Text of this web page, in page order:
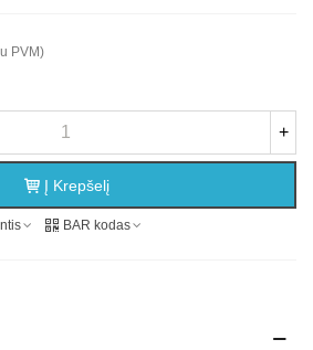
PVM)
+
Į Krepšelį
BAR kodas